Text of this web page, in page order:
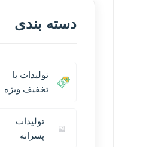
دسته بندی
تولیدات با
تخفیف ویژه
تولیدات
پسرانه